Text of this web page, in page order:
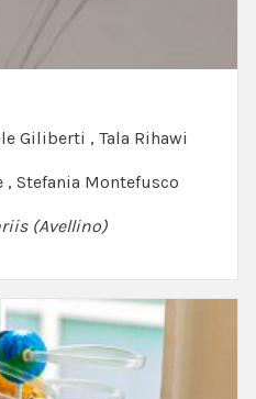
Giliberti , Tala Rihawi
, Stefania Montefusco
(Avellino)